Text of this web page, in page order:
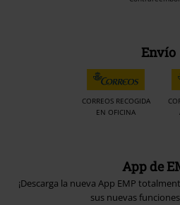
Envío
CORREOS RECOGIDA
EN OFICINA
App de
¡Descarga la nueva App EMP
sus nuevas